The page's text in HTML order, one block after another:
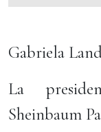
Gabriela
La
Sheinbaum